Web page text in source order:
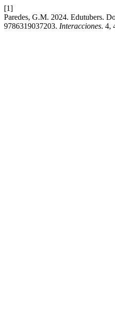
[1]
Paredes, G.M. 2024. Edutubers.
9786319037203. Interacciones. 4,